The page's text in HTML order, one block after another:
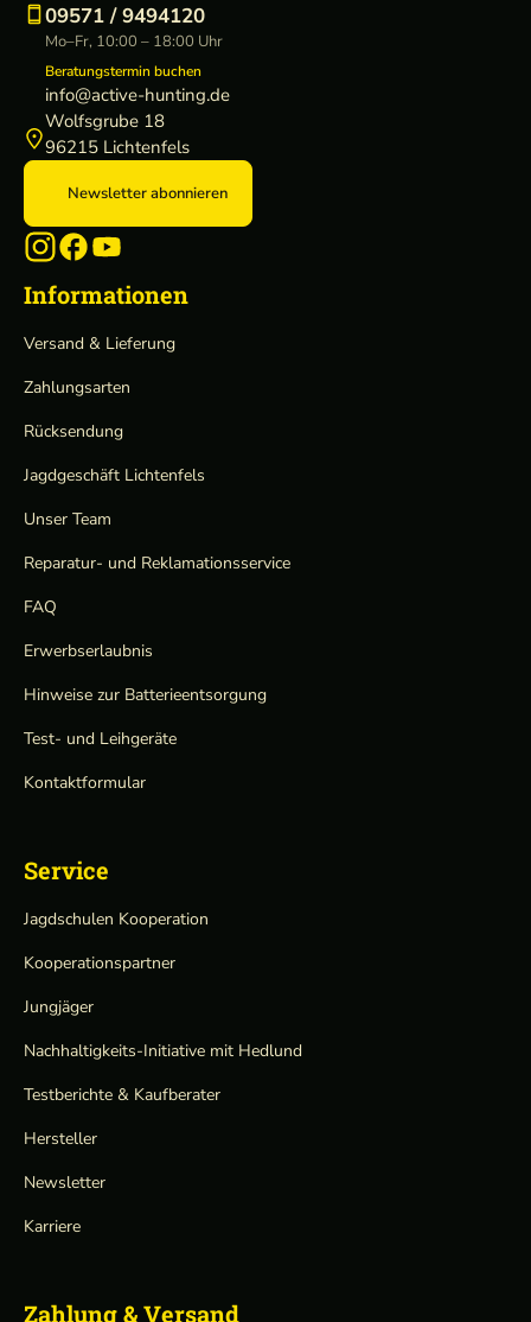
09571 / 9494120
Mo–Fr, 10:00 – 18:00 Uhr
Beratungstermin buchen
info@active-hunting.de
Wolfsgrube 18
96215 Lichtenfels
Newsletter abonnieren
Informationen
Versand & Lieferung
Zahlungsarten
Rücksendung
Jagdgeschäft Lichtenfels
Unser Team
Reparatur- und Reklamationsservice
FAQ
Erwerbserlaubnis
Hinweise zur Batterieentsorgung
Test- und Leihgeräte
Kontaktformular
Service
Jagdschulen Kooperation
Kooperationspartner
Jungjäger
Nachhaltigkeits-Initiative mit Hedlund
Testberichte & Kaufberater
Hersteller
Newsletter
Karriere
Zahlung & Versand